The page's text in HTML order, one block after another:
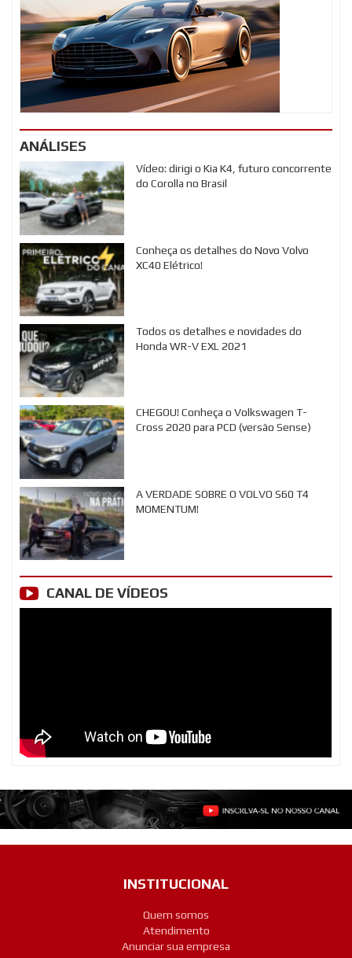
ANÁLISES
Vídeo: dirigi o Kia K4, futuro concorrente
do Corolla no Brasil
Conheça os detalhes do Novo Volvo
XC40 Elétrico!
Todos os detalhes e novidades do
Honda WR-V EXL 2021
CHEGOU! Conheça o Volkswagen T-
Cross 2020 para PCD (versão Sense)
A VERDADE SOBRE O VOLVO S60 T4
MOMENTUM!
CANAL DE VÍDEOS
INSTITUCIONAL
Quem somos
Atendimento
Anunciar sua empresa